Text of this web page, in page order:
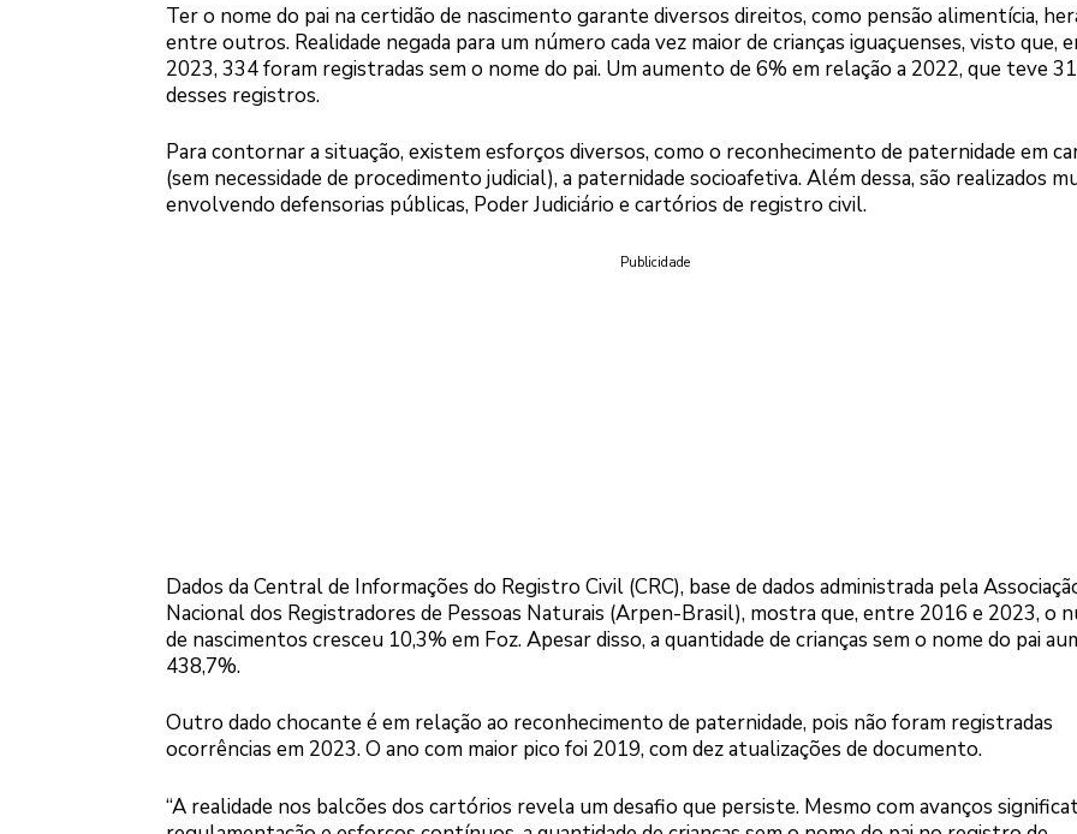
Ter o nome do pai na certidão de nascimento garante diversos direitos, como pensão alimentícia,
entre outros. Realidade negada para um número cada vez maior de crianças iguaçuenses, visto que,
2023, 334 foram registradas sem o nome do pai. Um aumento de 6% em relação a 2022, que teve
desses registros.
Para contornar a situação, existem esforços diversos, como o reconhecimento de paternidade em
(sem necessidade de procedimento judicial), a paternidade socioafetiva. Além dessa, são realizados
envolvendo defensorias públicas, Poder Judiciário e cartórios de registro civil.
Publicidade
Dados da Central de Informações do Registro Civil (CRC), base de dados administrada pela
Nacional dos Registradores de Pessoas Naturais (Arpen-Brasil), mostra que, entre 2016 e 2023, o
de nascimentos cresceu 10,3% em Foz. Apesar disso, a quantidade de crianças sem o nome do pai
438,7%.
Outro dado chocante é em relação ao reconhecimento de paternidade, pois não foram registradas
ocorrências em 2023. O ano com maior pico foi 2019, com dez atualizações de documento.
“A realidade nos balcões dos cartórios revela um desafio que persiste. Mesmo com avanços